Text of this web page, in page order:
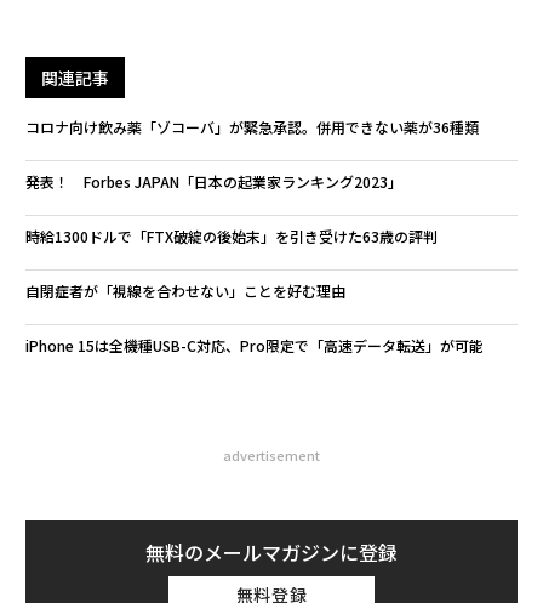
関連記事
コロナ向け飲み薬「ゾコーバ」が緊急承認。併用できない薬が36種類
発表！ Forbes JAPAN「日本の起業家ランキング2023」
時給1300ドルで「FTX破綻の後始末」を引き受けた63歳の評判
自閉症者が「視線を合わせない」ことを好む理由
iPhone 15は全機種USB-C対応、Pro限定で「高速データ転送」が可能
advertisement
無料のメールマガジンに登録
無料登録